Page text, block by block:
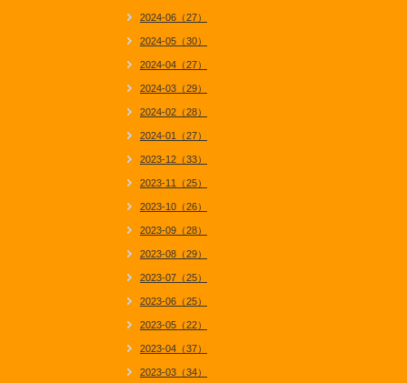
2024-06（27）
2024-05（30）
2024-04（27）
2024-03（29）
2024-02（28）
2024-01（27）
2023-12（33）
2023-11（25）
2023-10（26）
2023-09（28）
2023-08（29）
2023-07（25）
2023-06（25）
2023-05（22）
2023-04（37）
2023-03（34）